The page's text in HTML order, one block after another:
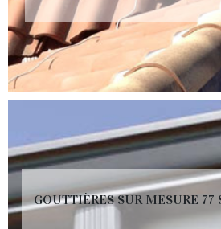
GOUTTIÈRES SUR MESURE